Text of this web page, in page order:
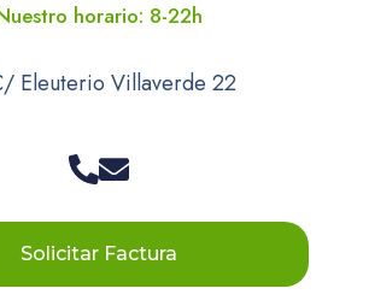
horario: 8-22h
Eleuterio Villaverde 22
Solicitar Factura